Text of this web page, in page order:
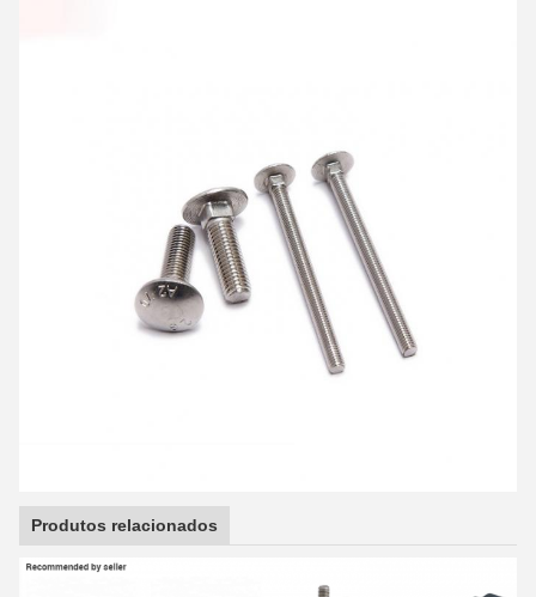
Produtos relacionados